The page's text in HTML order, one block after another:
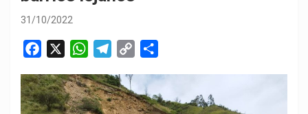
31/10/2022
c
e
W
a
t
l
e
y
m
p